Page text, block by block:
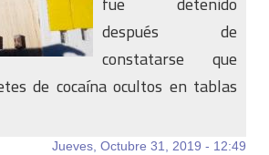
después de
constatarse que
de cocaína ocultos en tablas
Jueves, Octubre 31, 2019 - 12:49